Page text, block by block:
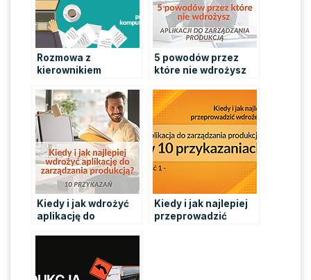
Rozmowa z
kierownikiem
Mateuszem Królem i
recenzja aplikacji
FACTORY plus w 10
punktach
5 powodów przez
które nie wdrożysz
zarządzania
produkcją
Kiedy i jak wdrożyć
aplikację do
Kiedy i jak najlepiej
przeprowadzić